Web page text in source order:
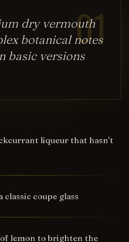
01
dry vermouth
botanical notes
basic versions
liqueur that hasn't
classic coupe glass
lemon to brighten the